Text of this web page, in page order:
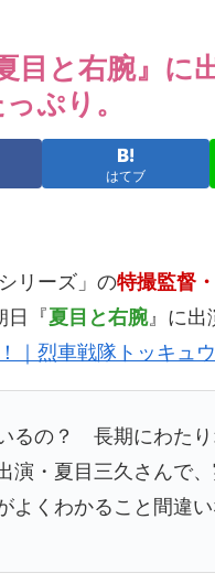
目と右腕』に
ぷり。
はてブ
リーズ」の特撮監督
日『夏目と右腕』に出
｜烈車戦隊トッキュ
るの？ 長期にわたり
演・夏目三久さんで
くわかること間違い